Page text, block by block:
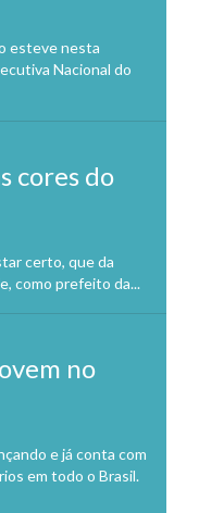
esteve nesta
Nacional do
cores do
certo, que da
como prefeito da...
no
e já conta com
em todo o Brasil.